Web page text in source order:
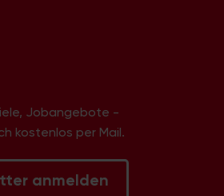
Jobangebote -
kostenlos per Mail.
anmelden